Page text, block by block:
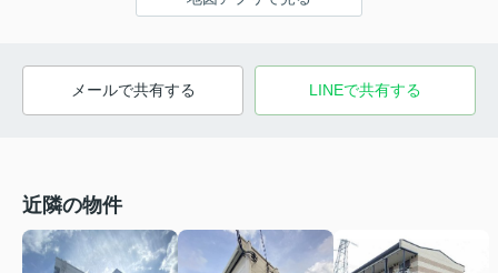
メールで共有する LINEで共有する
近隣の物件